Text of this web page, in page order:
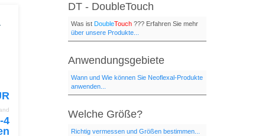
DT - DoubleTouch
Was istDoubleTouch ??? Erfahren Sie mehr
über unsere Produkte...
Anwendungsgebiete
Wann und Wie können Sie Neoflexal-Produkte
anwenden...
Welche Größe?
Richtig vermessen und Größen bestimmen...